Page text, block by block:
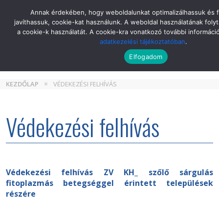
KEZDŐLAP VÉDEKEZÉSI FELHÍVÁS
Védekezési felhívás
Védekezési felhívás ZV KH_ szőlő sárgulás
fitoplazmás betegséggel érintett települések
részére
Annak érdekében, hogy weboldalunkat optimalizálhassuk és
javíthassuk, cookie-kat használunk. A weboldal használatának
a cookie-k használatát. A cookie-kra vonatkozó további
adatkezelési tájékoztatóban.
Elfogadom